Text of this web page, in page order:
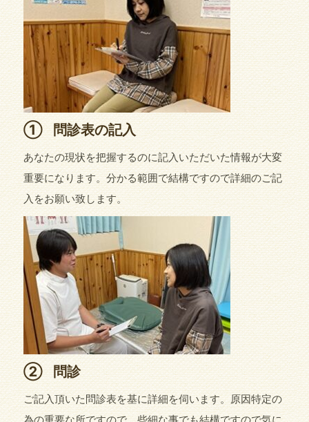
① 問診表の記入
あなたの現状を把握するのに記入いただいた情報が大変
重要になります。分かる範囲で結構ですので詳細のご記
入をお願い致します。
② 問診
ご記入頂いた問診表を基に詳細を伺います。原因特定の